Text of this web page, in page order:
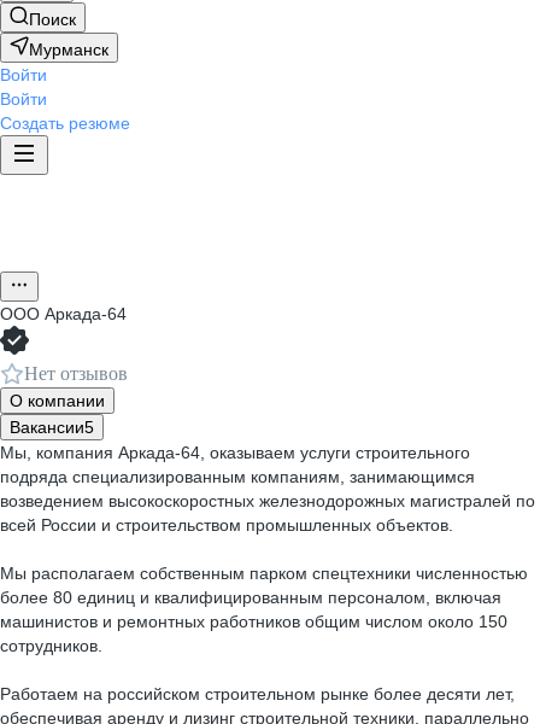
Поиск
Мурманск
Войти
Войти
Создать резюме
ООО Аркада-64
Нет отзывов
О компании
Вакансии5
Мы, компания Аркада-64, оказываем услуги строительного
подряда специализированным компаниям, занимающимся
возведением высокоскоростных железнодорожных магистралей по
всей России и строительством промышленных объектов.
Мы располагаем собственным парком спецтехники численностью
более 80 единиц и квалифицированным персоналом, включая
машинистов и ремонтных работников общим числом около 150
сотрудников.
Работаем на российском строительном рынке более десяти лет,
обеспечивая аренду и лизинг строительной техники, параллельно